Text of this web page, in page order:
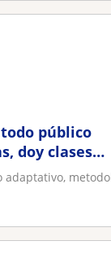
público
doy clases